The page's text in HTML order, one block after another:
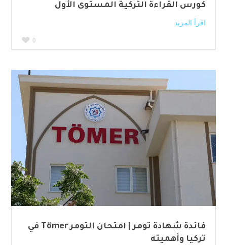
كورس القراءة التركية المستوى الأول
اقرأ المزيد
0
فائدة شهادة تومر | امتحان التومر Tömer في
تركيا وأهميته